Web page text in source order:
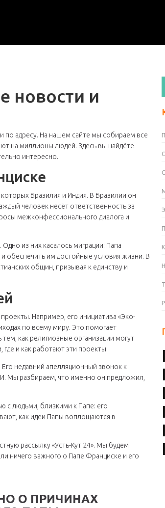
новости и
по адресу. На нашем сайте мы собираем все
на миллионы людей. Здесь вы найдёте
интересно.
Бразилия и Индия. В Бразилии он
человек несёт ответственность за
межконфессионального диалога и
из них касалось миграции: Папа
обеспечить им достойные условия жизни. В
общин, призывая к единству и
Например, его инициатива «Эко-
по всему миру. Это помогает
как религиозные организации могут
и как работают эти проекты.
недавний апелляционный звонок к
Мы разбираем, что именно он предложил,
с людьми, близкими к Папе: его
как идеи Папы воплощаются в
рассылку «Усть-Кут 24». Мы будем
ничего важного о Папе Франциске и его
О ПРИЧИНАХ